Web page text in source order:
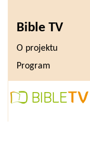
Bible TV
O projektu
Program